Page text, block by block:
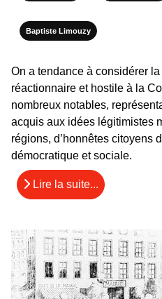
Baptiste Limouzy
On a tendance à considérer
réactionnaire et hostile à la
nombreux notables,
acquis aux idées légitimistes
régions, d’honnêtes citoyens
démocratique et sociale.
Lire la suite...